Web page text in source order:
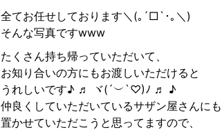
全てお任せしております＼(｡´□︎`･｡＼)
そんな写真ですwww
たくさん持ち帰っていただいて、
お知り合いの方にもお渡しいただけると
うれしいです♪ ♬ ヾ(´︶`♡)ﾉ ♬ ♪
仲良くしていただいているサザン屋さんにも
置かせていただこうと思ってますので、